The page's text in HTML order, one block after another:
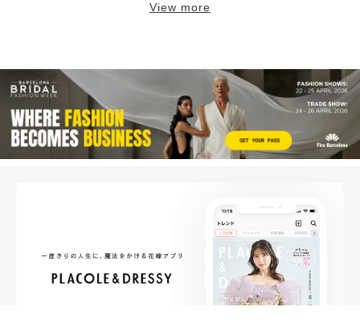
View more